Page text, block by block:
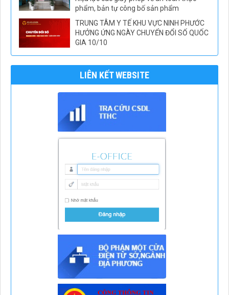
phẩm, bản tự công bố sản phẩm
TRUNG TÂM Y TẾ KHU VỰC NINH PHƯỚC
HƯỞNG ỨNG NGÀY CHUYỂN ĐỔI SỐ QUỐC
GIA 10/10
LIÊN KẾT WEBSITE